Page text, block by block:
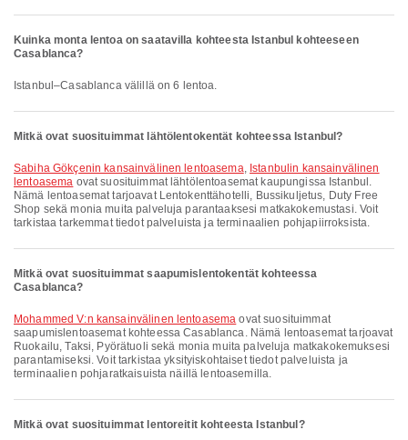
Kuinka monta lentoa on saatavilla kohteesta Istanbul kohteeseen
Casablanca?
Istanbul–Casablanca välillä on 6 lentoa.
Mitkä ovat suosituimmat lähtölentokentät kohteessa Istanbul?
Sabiha Gökçenin kansainvälinen lentoasema, Istanbulin kansainvälinen
lentoasema ovat suosituimmat lähtölentoasemat kaupungissa Istanbul.
Nämä lentoasemat tarjoavat Lentokenttähotelli, Bussikuljetus, Duty Free
Shop sekä monia muita palveluja parantaaksesi matkakokemustasi. Voit
tarkistaa tarkemmat tiedot palveluista ja terminaalien pohjapiirroksista.
Mitkä ovat suosituimmat saapumislentokentät kohteessa
Casablanca?
Mohammed V:n kansainvälinen lentoasema ovat suosituimmat
saapumislentoasemat kohteessa Casablanca. Nämä lentoasemat tarjoavat
Ruokailu, Taksi, Pyörätuoli sekä monia muita palveluja matkakokemuksesi
parantamiseksi. Voit tarkistaa yksityiskohtaiset tiedot palveluista ja
terminaalien pohjaratkaisuista näillä lentoasemilla.
Mitkä ovat suosituimmat lentoreitit kohteesta Istanbul?